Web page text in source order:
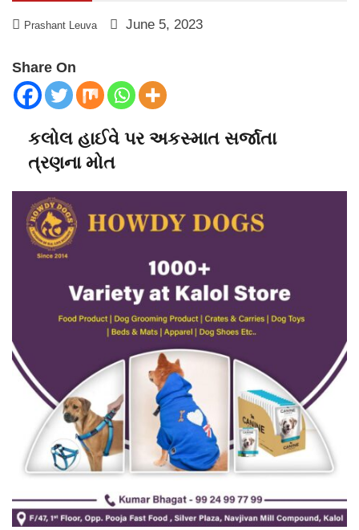
Prashant Leuva June 5, 2023
Share On
કલોલ હાઈવે પર અકસ્માત સર્જાતા
ત્રણના મોત